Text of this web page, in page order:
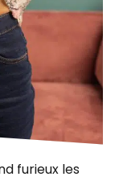
furieux les